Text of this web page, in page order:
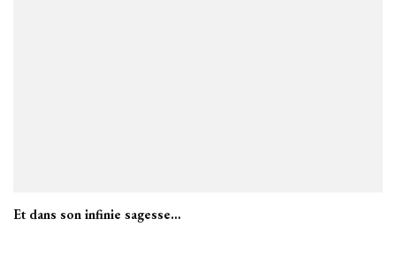
Et dans son infinie sagesse…